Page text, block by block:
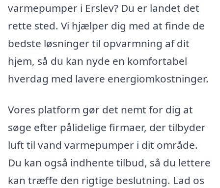
varmepumper i Erslev? Du er landet det
rette sted. Vi hjælper dig med at finde de
bedste løsninger til opvarmning af dit
hjem, så du kan nyde en komfortabel
hverdag med lavere energiomkostninger.
Vores platform gør det nemt for dig at
søge efter pålidelige firmaer, der tilbyder
luft til vand varmepumper i dit område.
Du kan også indhente tilbud, så du lettere
kan træffe den rigtige beslutning. Lad os